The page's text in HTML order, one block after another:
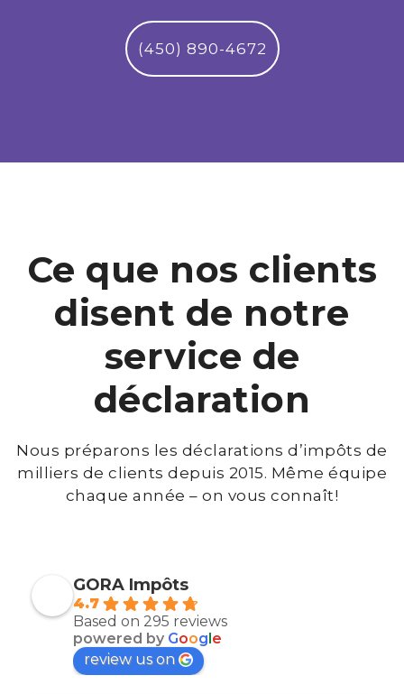
(450) 890-4672
Ce que nos clients
disent de notre
service de
déclaration
Nous préparons les déclarations d’impôts de
milliers de clients depuis 2015. Même équipe
chaque année – on vous connaît!
GORA Impôts
4.7
Based on 295 reviews
powered by Google
review us on